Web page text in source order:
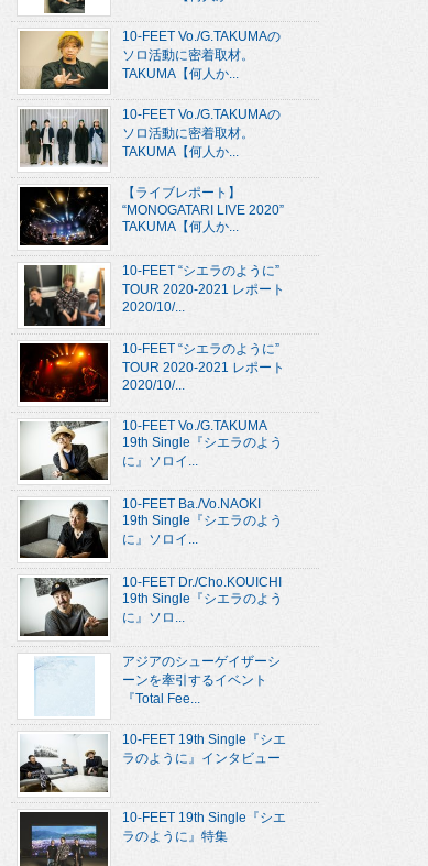
10-FEET Vo./G.TAKUMAの
ソロ活動に密着取材。
TAKUMA【何人か...
10-FEET Vo./G.TAKUMAの
ソロ活動に密着取材。
TAKUMA【何人か...
【ライブレポート】
“MONOGATARI LIVE 2020”
TAKUMA【何人か...
10-FEET “シエラのように”
TOUR 2020-2021 レポート
2020/10/...
10-FEET “シエラのように”
TOUR 2020-2021 レポート
2020/10/...
10-FEET Vo./G.TAKUMA
19th Single『シエラのよう
に』ソロイ...
10-FEET Ba./Vo.NAOKI
19th Single『シエラのよう
に』ソロイ...
10-FEET Dr./Cho.KOUICHI
19th Single『シエラのよう
に』ソロ...
アジアのシューゲイザーシ
ーンを牽引するイベント
『Total Fee...
10-FEET 19th Single『シエ
ラのように』インタビュー
10-FEET 19th Single『シエ
ラのように』特集